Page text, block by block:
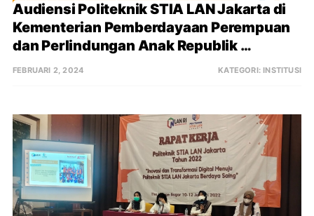
Audiensi Politeknik STIA LAN Jakarta di
Kementerian Pemberdayaan Perempuan
dan Perlindungan Anak Republik
Indonesia
FEBRUARI 2, 2024 KATEGORI:INSTITUSI